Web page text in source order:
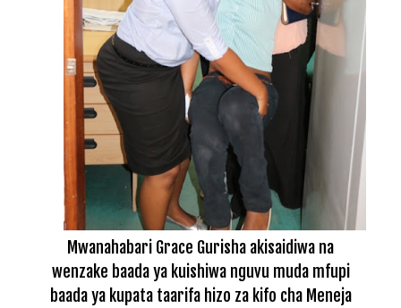
Mwanahabari Grace Gurisha akisaidiwa na
wenzake baada ya kuishiwa nguvu muda mfupi
baada ya kupata taarifa hizo za kifo cha Meneja